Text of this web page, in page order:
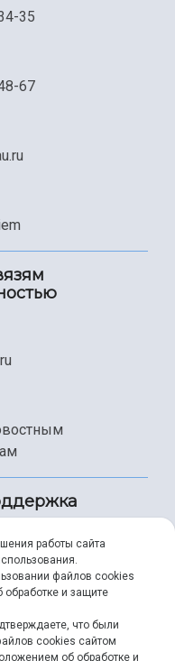
35
67
99
работы сайта
файлов cookies
и защите
что были
cookies сайтом
об обработке и